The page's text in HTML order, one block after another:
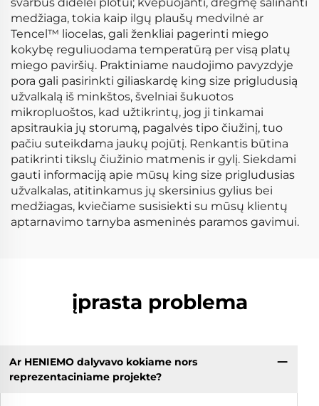
medžiaga, tokia kaip ilgų plaušų medvilnė ar
Tencel™ liocelas, gali ženkliai pagerinti miego
kokybę reguliuodama temperatūrą per visą platų
miego paviršių. Praktiniame naudojimo pavyzdyje
pora gali pasirinkti giliaskardę king size prigludusią
užvalkalą iš minkštos, švelniai šukuotos
mikropluoštos, kad užtikrintų, jog ji tinkamai
apsitraukia jų storumą, pagalvės tipo čiužinį, tuo
pačiu suteikdama jaukų pojūtį. Renkantis būtina
patikrinti tikslų čiužinio matmenis ir gylį. Siekdami
gauti informaciją apie mūsų king size prigludusias
užvalkalas, atitinkamus jų skersinius gylius bei
medžiagas, kviečiame susisiekti su mūsų klientų
aptarnavimo tarnyba asmeninės paramos gavimui.
įprasta problema
Ar HENIEMO dalyvavo kokiame nors
reprezentaciniame projekte?